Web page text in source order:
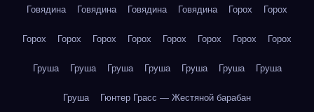
Говядина Говядина Говядина Говядина Горох Горох
Горох Горох Горох Горох Горох Горох Горох Горох
Груша Груша Груша Груша Груша Груша Груша
Груша Гюнтер Грасс — Жестяной барабан